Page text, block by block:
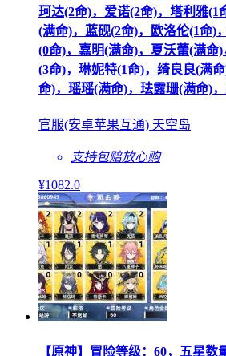
珂达(2命)，爱诺(2命)，塔利雅(1
(满命)，蓝砚(2命)，欧洛伦(1命)
(0命)，嘉明(满命)，夏沃蕾(满命
(3命)，琳妮特(1命)，绮良良(满
命)，瑶瑶(满命)，珐露珊(满命)
官服(安卓苹果互通) 天空岛
支持包赔放心购
¥1082.0
【原神】冒险等级：60，五星